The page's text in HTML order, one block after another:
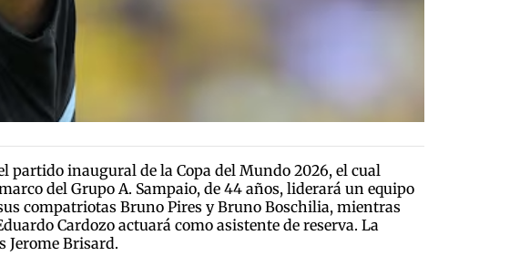
inaugural de la Copa del Mundo 2026, el cual
del Grupo A. Sampaio, de 44 años, liderará un equipo
compatriotas Bruno Pires y Bruno Boschilia, mientras
Cardozo actuará como asistente de reserva. La
Jerome Brisard.